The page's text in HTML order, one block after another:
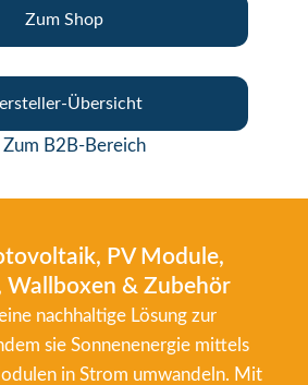
Zum Shop
Übersicht
Zum B2B-Bereich
PV Module,
Wallboxen & Zubehör
nachhaltige Lösung zur
sie Sonnenenergie mittels
in Strom umwandeln. Mit